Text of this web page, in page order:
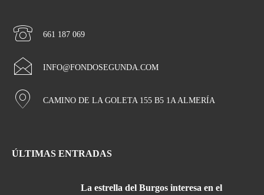
661 187 069
INFO@FONDOSEGUNDA.COM
CAMINO DE LA GOLETA 155 B5 1A ALMERÍA
ÚLTIMAS ENTRADAS
La estrella del Burgos interesa en el